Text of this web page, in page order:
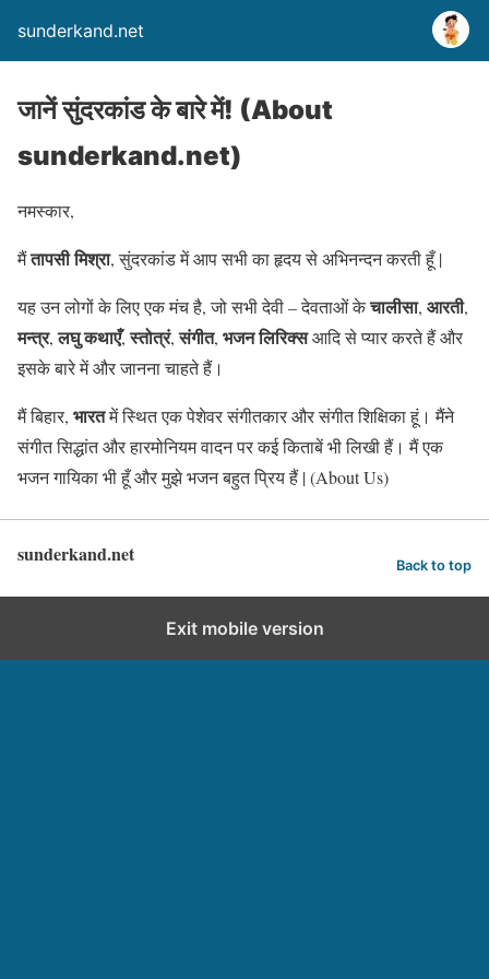
sunderkand.net
जानें सुंदरकांड के बारे में! (About
sunderkand.net)
नमस्कार,
मैंतापसी मिश्रा, सुंदरकांड में आप सभी का हृदय से अभिनन्दन करती हूँ |
यह उन लोगों के लिए एक मंच है, जो सभी देवी – देवताओं केचालीसा, आरती,
मन्त्र,लघु कथाएँ,स्तोत्रं,संगीत, भजन लिरिक्सआदि से प्यार करते हैं और
इसके बारे में और जानना चाहते हैं।
मैं बिहार, भारतमें स्थित एक पेशेवर संगीतकार और संगीत शिक्षिका हूं। मैंने
संगीत सिद्धांत और हारमोनियम वादन पर कई किताबें भी लिखी हैं। मैं एक
भजन गायिका भी हूँ और मुझे भजन बहुत प्रिय हैं | (About Us)
sunderkand.net Back to top
Exit mobile version